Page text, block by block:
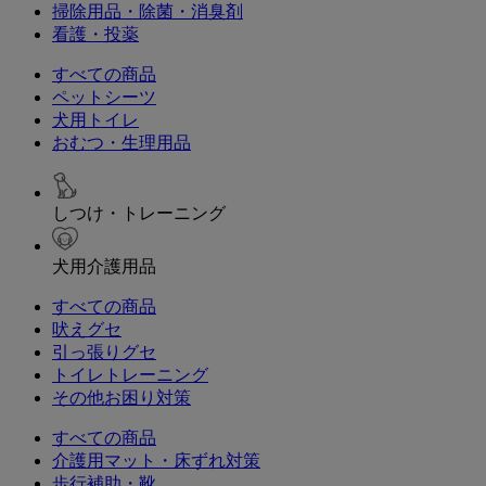
掃除用品・除菌・消臭剤
看護・投薬
すべての商品
ペットシーツ
犬用トイレ
おむつ・生理用品
しつけ・トレーニング
犬用介護用品
すべての商品
吠えグセ
引っ張りグセ
トイレトレーニング
その他お困り対策
すべての商品
介護用マット・床ずれ対策